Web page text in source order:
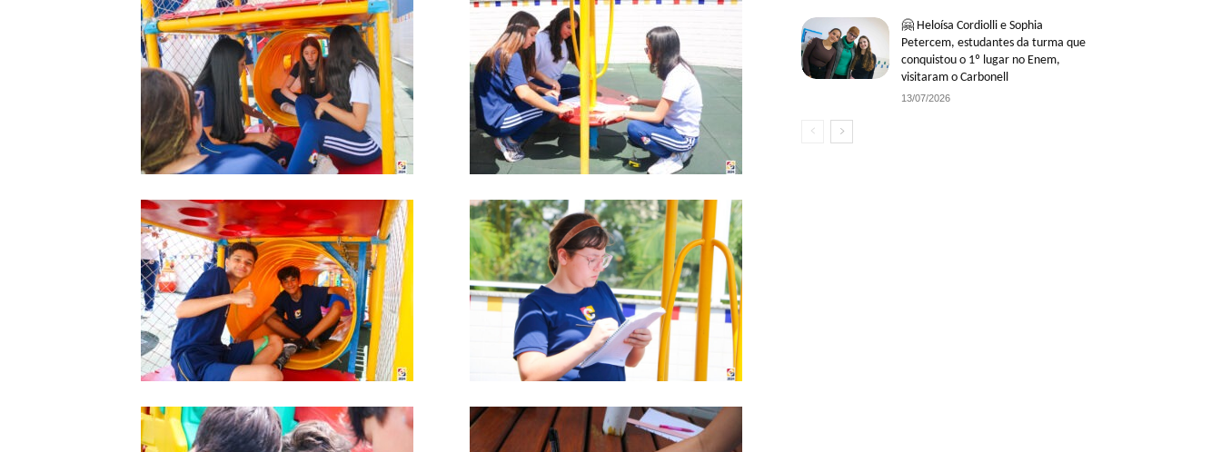
🤗 Heloísa Cordiolli e Sophia
Petercem, estudantes da turma que
conquistou o 1º lugar no Enem,
visitaram o Carbonell
13/07/2026